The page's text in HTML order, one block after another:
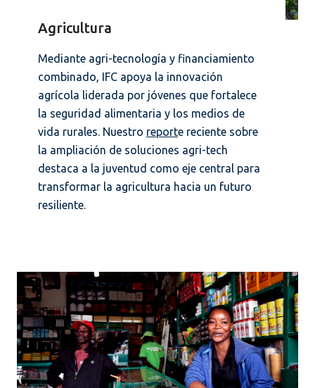
Agricultura
Mediante agri-tecnología y financiamiento
combinado, IFC apoya la innovación
agrícola liderada por jóvenes que fortalece
la seguridad alimentaria y los medios de
vida rurales. Nuestro reporte reciente sobre
la ampliación de soluciones agri-tech
destaca a la juventud como eje central para
transformar la agricultura hacia un futuro
resiliente.